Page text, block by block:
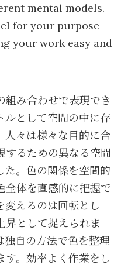
mental models.
for your purpose
your work easy and
組み合わせで表現でき
ルとして空間の中に存
人々は様々な目的に合
するための異なる空間
た。色の関係を空間的
全体を直感的に把握で
変えるのは回転とし
昇として捉えられま
独自の方法で色を整理
す。効率よく作業をし